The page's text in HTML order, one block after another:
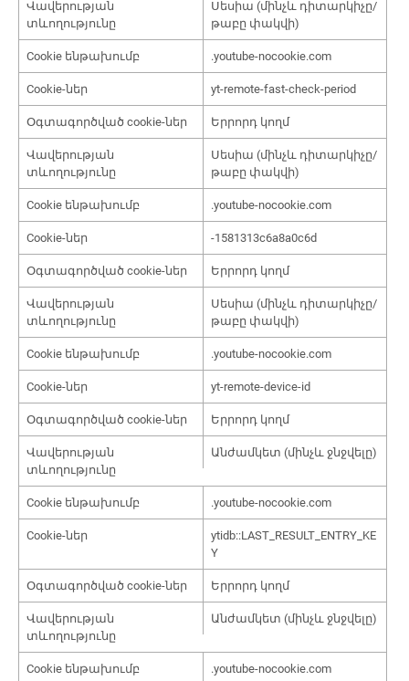
Վավերության
տևողությունը
Սեսիա (մինչև դիտարկիչը/
թաբը փակվի)
Cookie ենթախումբ .youtube-nocookie.com
Cookie-ներ yt-remote-fast-check-period
Օգտագործված cookie-ներ Երրորդ կողմ
Վավերության
տևողությունը
Սեսիա (մինչև դիտարկիչը/
թաբը փակվի)
Cookie ենթախումբ .youtube-nocookie.com
Cookie-ներ -1581313c6a8a0c6d
Օգտագործված cookie-ներ Երրորդ կողմ
Վավերության
տևողությունը
Սեսիա (մինչև դիտարկիչը/
թաբը փակվի)
Cookie ենթախումբ .youtube-nocookie.com
Cookie-ներ yt-remote-device-id
Օգտագործված cookie-ներ Երրորդ կողմ
Վավերության
տևողությունը
Անժամկետ (մինչև ջնջվելը)
Cookie ենթախումբ .youtube-nocookie.com
Cookie-ներ
ytidb::LAST_RESULT_ENTRY_KE
Y
Օգտագործված cookie-ներ Երրորդ կողմ
Վավերության
տևողությունը
Անժամկետ (մինչև ջնջվելը)
Cookie ենթախումբ .youtube-nocookie.com